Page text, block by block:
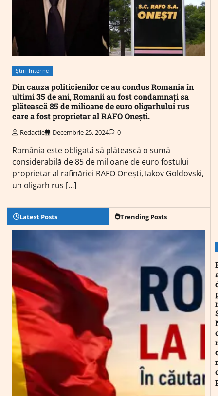
Știri Interne
Din cauza politicienilor ce au condus Romania în
ultimi 35 de ani, Romanii au fost condamnați sa
plătească 85 de milioane de euro oligarhului rus
care a fost proprietar al RAFO Onești.
Redactie Decembrie 25, 2024 0
România este obligată să plătească o sumă
considerabilă de 85 de milioane de euro fostului
proprietar al rafinăriei RAFO Onești, Iakov Goldovski,
un oligarh rus […]
Latest Posts Trending Posts